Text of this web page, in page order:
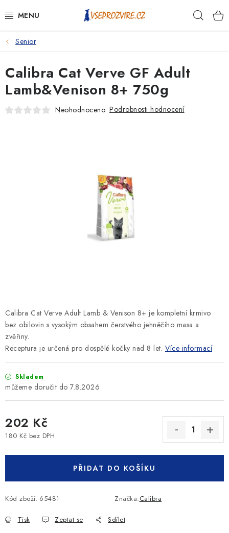
na
PSI
KOČKY
KONĚ
KRÁLÍCI/HLODAVCI/PTÁCI
Senior
Calibra Cat Verve Adult Lamb & Venison 8+ je kompletní krmivo
bez obilovin s vysokým obsahem čerstvého jehněčího masa a
zvěřiny.
Receptura je určená pro dospělé kočky nad 8 let. Více informací
Skladem
7.8.2026
202 Kč
180 Kč bez DPH
PŘIDAT DO KOŠÍKU
Kód zboží: 65481 Značka:Calibra
Tisk Zeptat se Sdílet
Calibra Cat Verve GF Adult
Lamb&Venison 8+ 750g
Neohodnoceno Podrobnosti hodnocení